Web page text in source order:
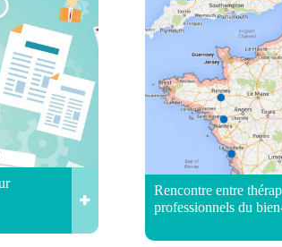
Rencontre entre
professionnels du